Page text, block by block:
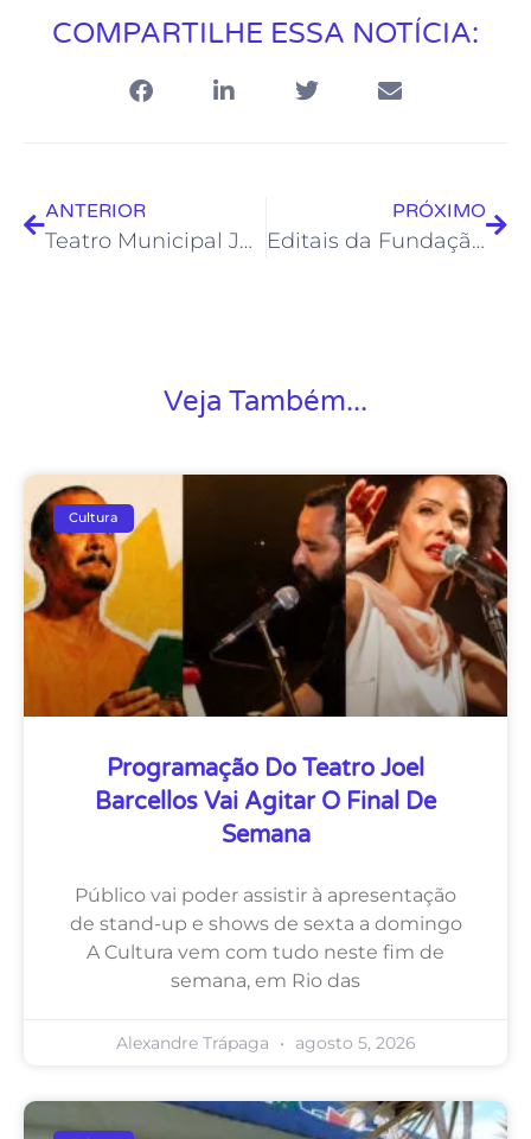
COMPARTILHE ESSA NOTÍCIA:
ANTERIOR
Teatro Municipal Joel Barcellos apresenta peça “Onilé – A Origem”
PRÓXIMO
Editais da Fundação de Cultura referentes à LPG estão suspensos temporariamente
Veja Também...
Cultura
Programação Do Teatro Joel
Barcellos Vai Agitar O Final De
Semana
Público vai poder assistir à apresentação
de stand-up e shows de sexta a domingo
A Cultura vem com tudo neste fim de
semana, em Rio das
Alexandre Trápaga agosto 5, 2026